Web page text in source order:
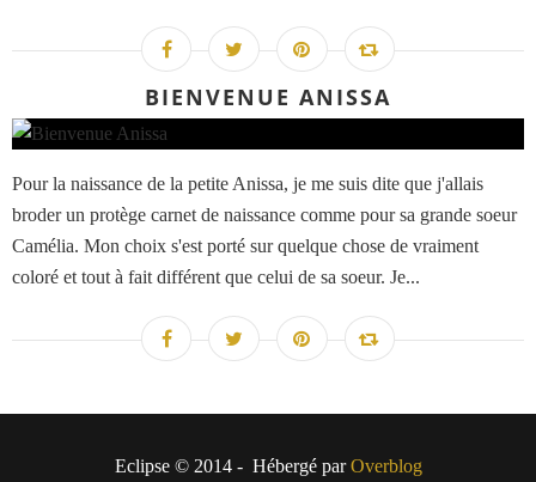
BIENVENUE ANISSA
Pour la naissance de la petite Anissa, je me suis dite que j'allais
broder un protège carnet de naissance comme pour sa grande soeur
Camélia. Mon choix s'est porté sur quelque chose de vraiment
coloré et tout à fait différent que celui de sa soeur. Je...
Eclipse © 2014 - Hébergé parOverblog